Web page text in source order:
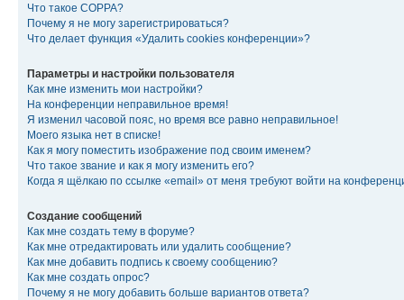
Что такое COPPA?
Почему я не могу зарегистрироваться?
Что делает функция «Удалить cookies конференции»?
Параметры и настройки пользователя
Как мне изменить мои настройки?
На конференции неправильное время!
Я изменил часовой пояс, но время все равно неправильное!
Моего языка нет в списке!
Как я могу поместить изображение под своим именем?
Что такое звание и как я могу изменить его?
Когда я щёлкаю по ссылке «email» от меня требуют войти на
Создание сообщений
Как мне создать тему в форуме?
Как мне отредактировать или удалить сообщение?
Как мне добавить подпись к своему сообщению?
Как мне создать опрос?
Почему я не могу добавить больше вариантов ответа?